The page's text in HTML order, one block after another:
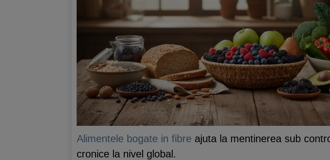
Alimentele bogate in fibre ajuta la mentinerea sub
cronice la nivel global.